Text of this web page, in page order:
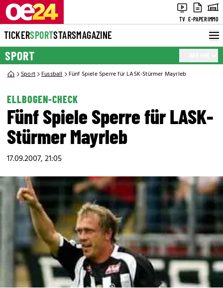
TV E-PAPERIMMO
TICKERSPORTSTARSMAGAZINE
SPORT
Sport Fussball Fünf Spiele Sperre für LASK-Stürmer Mayrleb
ELLBOGEN-CHECK
Fünf Spiele Sperre für LASK-
Stürmer Mayrleb
17.09.2007, 21:05